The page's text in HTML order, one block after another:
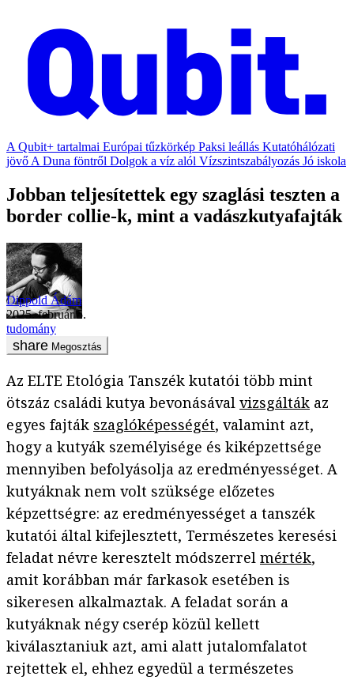
A Qubit+ tartalmai Európai tűzkörkép Paksi leállás Kutatóhálózati
jövő A Duna föntről Dolgok a víz alól Vízszintszabályozás Jó iskola
Jobban teljesítettek egy szaglási teszten a
border collie-k, mint a vadászkutyafajták
Dippold Ádám
2025. február 5.
tudomány
Megosztás
Az ELTE Etológia Tanszék kutatói több mint
ötszáz családi kutya bevonásával vizsgálták az
egyes fajták szaglóképességét, valamint azt,
hogy a kutyák személyisége és kiképzettsége
mennyiben befolyásolja az eredményességet. A
kutyáknak nem volt szüksége előzetes
képzettségre: az eredményességet a tanszék
kutatói által kifejlesztett, Természetes keresési
feladat névre keresztelt módszerrel mérték,
amit korábban már farkasok esetében is
sikeresen alkalmaztak. A feladat során a
kutyáknak négy cserép közül kellett
kiválasztaniuk azt, ami alatt jutalomfalatot
rejtettek el, ehhez egyedül a természetes